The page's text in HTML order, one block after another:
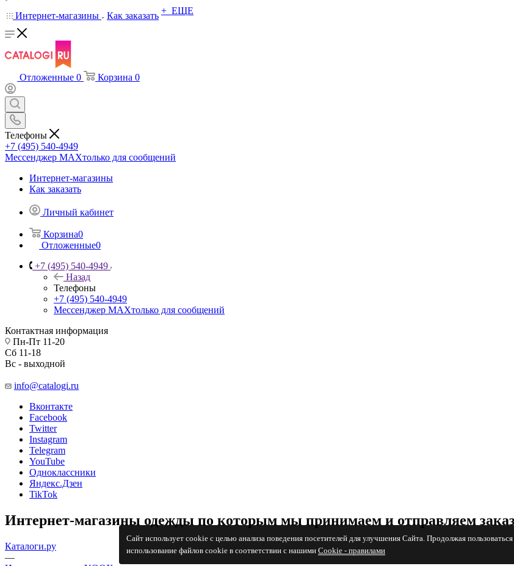
Сайт использует cookie с целью анализа поведения посетителей для улучшения Сайта. Продолжая
использование файлов cookie в соответствии с нашими Cookiе - правилами
Интернет-магазины Как заказать + ЕЩЕ
Отложенные 0 Корзина 0
Телефоны
+7 (495) 540-4949
Мессенджер МАХтолько для сообщений
Интернет-магазины
Как заказать
Личный кабинет
Корзина0
Отложенные0
+7 (495) 540-4949
Назад
Телефоны
+7 (495) 540-4949
Мессенджер МАХтолько для сообщений
Контактная информация
Пн-Пт 11-20
Сб 11-18
Вс - выходной
info@catalogi.ru
Вконтакте
Facebook
Twitter
Instagram
Telegram
YouTube
Одноклассники
Яндекс.Дзен
TikTok
Интернет-магазины одежды по которым мы принимаем и отправляем
Каталоги.ру
—